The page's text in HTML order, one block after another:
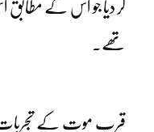
کر دیا جو اس کے
تھے۔
قربِ موت کے تجربات